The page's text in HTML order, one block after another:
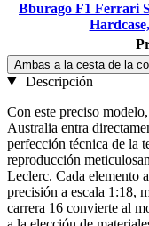
Bburago F1 Ferrari
Ambas a la cesta de la
Descripción
Con este preciso
Australia entra
perfección técnica de la
reproducción
Leclerc. Cada elemento
precisión a escala 1:18,
carrera 16 convierte al